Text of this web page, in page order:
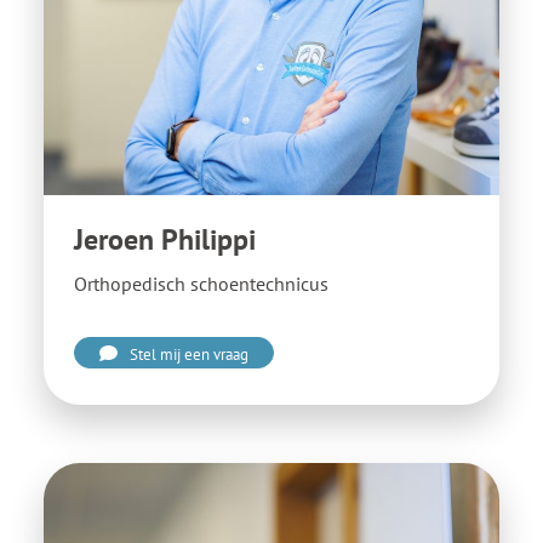
Jeroen Philippi
Orthopedisch schoentechnicus
Stel mij een vraag